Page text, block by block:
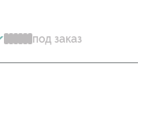
под заказ